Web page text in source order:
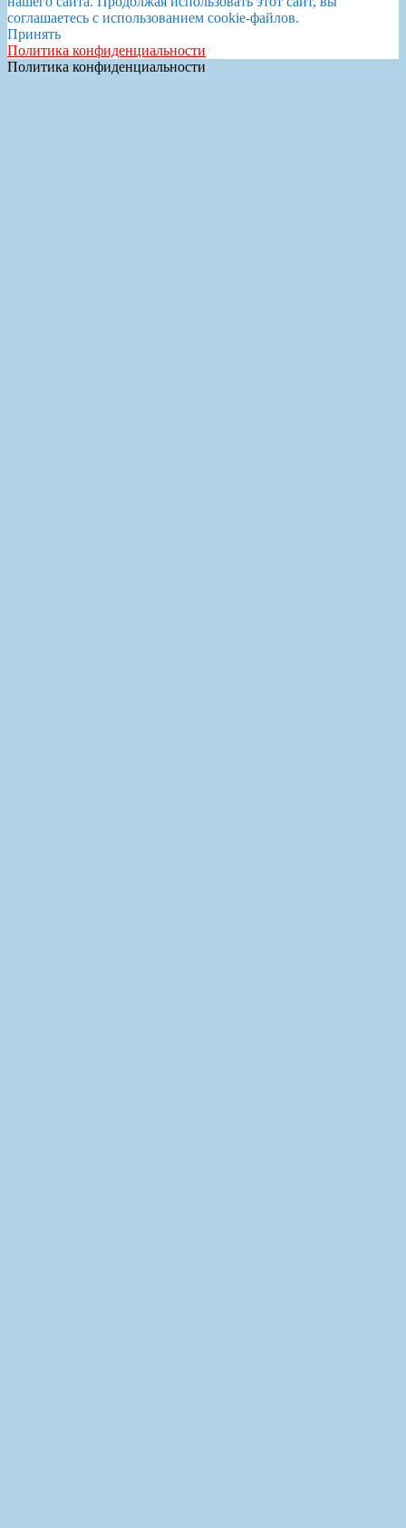
соглашаетесь с использованием cookie-файлов.
Принять
Политика конфиденциальности
Политика конфиденциальности